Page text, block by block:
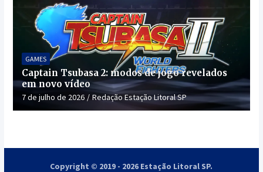
GAMES
Captain Tsubasa 2: modos de jogo revelados
em novo vídeo
7 de julho de 2026 Redação Estação Litoral SP
Copyright © 2019 - 2026 Estação Litoral SP.